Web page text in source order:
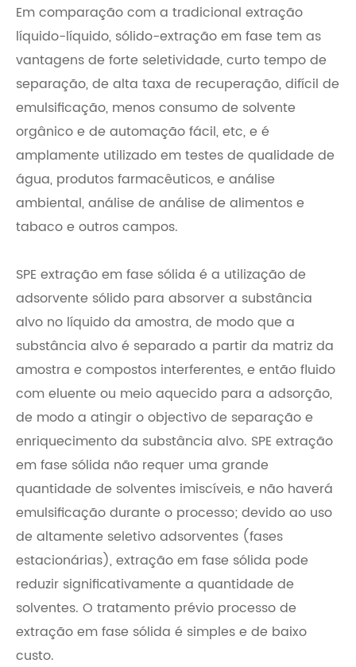
Em comparação com a tradicional extração
líquido-líquido, sólido-extração em fase tem as
vantagens de forte seletividade, curto tempo de
separação, de alta taxa de recuperação, difícil de
emulsificação, menos consumo de solvente
orgânico e de automação fácil, etc, e é
amplamente utilizado em testes de qualidade de
água, produtos farmacêuticos, e análise
ambiental, análise de análise de alimentos e
tabaco e outros campos.
SPE extração em fase sólida é a utilização de
adsorvente sólido para absorver a substância
alvo no líquido da amostra, de modo que a
substância alvo é separado a partir da matriz da
amostra e compostos interferentes, e então fluido
com eluente ou meio aquecido para a adsorção,
de modo a atingir o objectivo de separação e
enriquecimento da substância alvo. SPE extração
em fase sólida não requer uma grande
quantidade de solventes imiscíveis, e não haverá
emulsificação durante o processo; devido ao uso
de altamente seletivo adsorventes (fases
estacionárias), extração em fase sólida pode
reduzir significativamente a quantidade de
solventes. O tratamento prévio processo de
extração em fase sólida é simples e de baixo
custo.